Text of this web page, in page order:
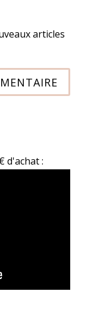
articles
d'achat :